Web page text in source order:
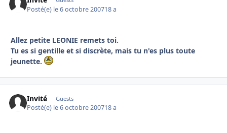
Posté(e) le 6 octobre 200718 a
Allez petite LEONIE remets toi.
Tu es si gentille et si discrète, mais tu n'es plus toute
jeunette.
Invité Guests
Posté(e) le 6 octobre 200718 a